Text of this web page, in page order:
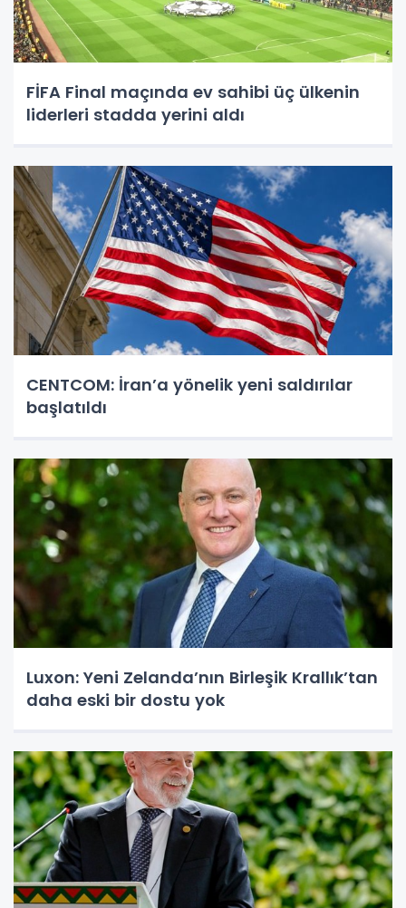
FİFA Final maçında ev sahibi üç ülkenin
liderleri stadda yerini aldı
CENTCOM: İran’a yönelik yeni saldırılar
başlatıldı
Luxon: Yeni Zelanda’nın Birleşik Krallık’tan
daha eski bir dostu yok